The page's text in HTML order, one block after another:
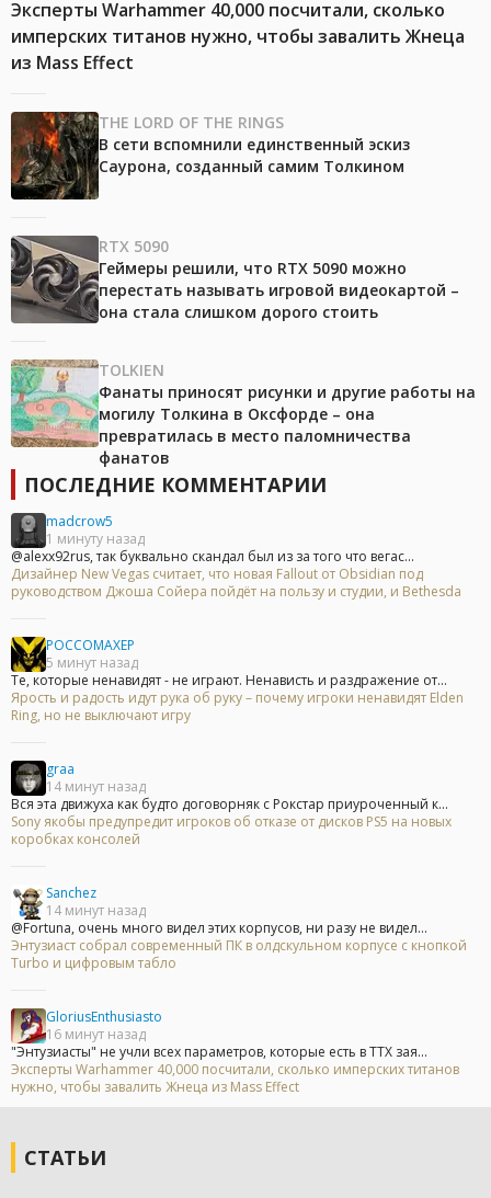
Эксперты Warhammer 40,000 посчитали, сколько
имперских титанов нужно, чтобы завалить Жнеца
из Mass Effect
THE LORD OF THE RINGS
В сети вспомнили единственный эскиз
Саурона, созданный самим Толкином
RTX 5090
Геймеры решили, что RTX 5090 можно
перестать называть игровой видеокартой –
она стала слишком дорого стоить
TOLKIEN
Фанаты приносят рисунки и другие работы на
могилу Толкина в Оксфорде – она
превратилась в место паломничества
фанатов
ПОСЛЕДНИЕ КОММЕНТАРИИ
madcrow5
1 минуту назад
@alexx92rus, так буквально скандал был из за того что вегас...
Дизайнер New Vegas считает, что новая Fallout от Obsidian под
руководством Джоша Сойера пойдёт на пользу и студии, и Bethesda
POCCOMAXEP
5 минут назад
Те, которые ненавидят - не играют. Ненависть и раздражение от...
Ярость и радость идут рука об руку – почему игроки ненавидят Elden
Ring, но не выключают игру
graa
14 минут назад
Вся эта движуха как будто договорняк с Рокстар приуроченный к...
Sony якобы предупредит игроков об отказе от дисков PS5 на новых
коробках консолей
Sanchez
14 минут назад
@Fortuna, очень много видел этих корпусов, ни разу не видел...
Энтузиаст собрал современный ПК в олдскульном корпусе с кнопкой
Turbo и цифровым табло
GloriusEnthusiasto
16 минут назад
"Энтузиасты" не учли всех параметров, которые есть в ТТХ зая...
Эксперты Warhammer 40,000 посчитали, сколько имперских титанов
нужно, чтобы завалить Жнеца из Mass Effect
СТАТЬИ